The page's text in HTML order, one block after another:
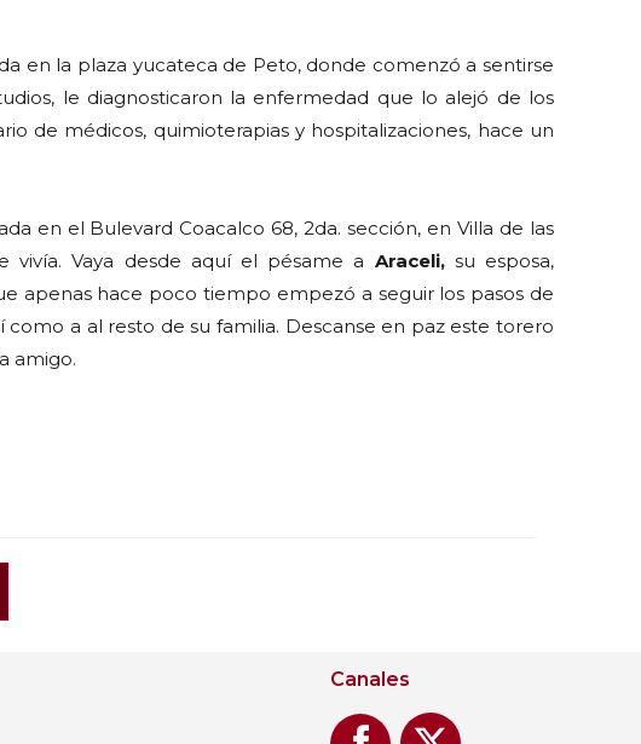
en la plaza yucateca de Peto, donde comenzó a sentirse
le diagnosticaron la enfermedad que lo alejó de los
de médicos, quimioterapias y hospitalizaciones, hace un
en el Bulevard Coacalco 68, 2da. sección, en Villa de las
vivía. Vaya desde aquí el pésame a Araceli, su esposa,
apenas hace poco tiempo empezó a seguir los pasos de
a al resto de su familia. Descanse en paz este torero
amigo.
Canales